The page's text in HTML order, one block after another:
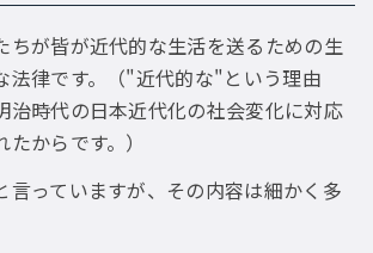
ちが皆が近代的な生活を送るための生
法律です。（"近代的な"という理由
治時代の日本近代化の社会変化に対応
からです。）
言っていますが、その内容は細かく多